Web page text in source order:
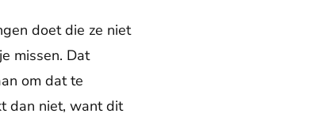
doet die ze niet
missen. Dat
om dat te
dan niet, want dit